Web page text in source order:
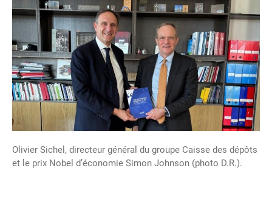
Olivier Sichel, directeur général du groupe Caisse des dépôts
et le prix Nobel d’économie Simon Johnson (photo D.R.).